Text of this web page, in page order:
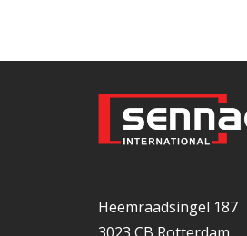
Heemraadsingel 187